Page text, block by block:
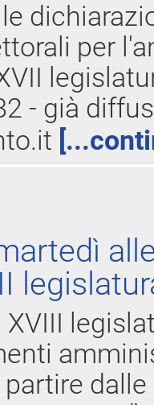
per
- già